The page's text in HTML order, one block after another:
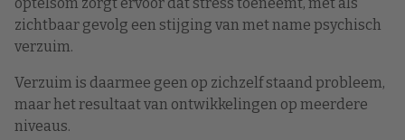
zichtbaar gevolg een stijging van met name psychisch
verzuim.
Verzuim is daarmee geen op zichzelf staand probleem,
maar het resultaat van ontwikkelingen op meerdere
niveaus.